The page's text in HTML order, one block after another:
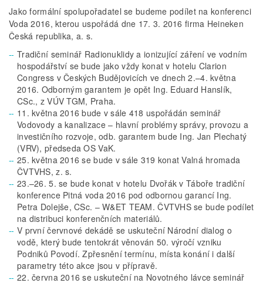
Jako formální spolupořadatel se budeme podílet na konferenci
Voda 2016, kterou uspořádá dne 17. 3. 2016 firma Heineken
Česká republika, a. s.
Tradiční seminář Radionuklidy a ionizující záření ve vodním
hospodářství se bude jako vždy konat v hotelu Clarion
Congress v Českých Budějovicích ve dnech 2.–4. května
2016. Odborným garantem je opět Ing. Eduard Hanslík,
CSc., z VÚV TGM, Praha.
11. května 2016 bude v sále 418 uspořádán seminář
Vodovody a kanalizace – hlavní problémy správy, provozu a
investičního rozvoje, odb. garantem bude Ing. Jan Plechatý
(VRV), předseda OS VaK.
25. května 2016 se bude v sále 319 konat Valná hromada
ČVTVHS, z. s.
23.–26. 5. se bude konat v hotelu Dvořák v Táboře tradiční
konference Pitná voda 2016 pod odbornou garancí Ing.
Petra Dolejše, CSc. – W&ET TEAM. ČVTVHS se bude podílet
na distribuci konferenčních materiálů.
V první červnové dekádě se uskuteční Národní dialog o
vodě, který bude tentokrát věnován 50. výročí vzniku
Podniků Povodí. Zpřesnění termínu, místa konání i další
parametry této akce jsou v přípravě.
22. června 2016 se uskuteční na Novotného lávce seminář